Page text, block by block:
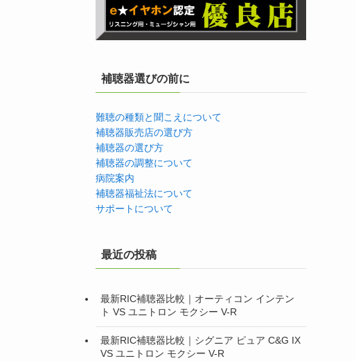
補聴器選びの前に
難聴の種類と聞こえについて
補聴器販売店の選び方
補聴器の選び方
補聴器の調整について
病院案内
補聴器福祉法について
サポートについて
最近の投稿
最新RIC補聴器比較｜オーティコン インテン
ト VS ユニトロン モクシー V-R
最新RIC補聴器比較｜シグニア ピュア C&G IX
VS ユニトロン モクシー V-R